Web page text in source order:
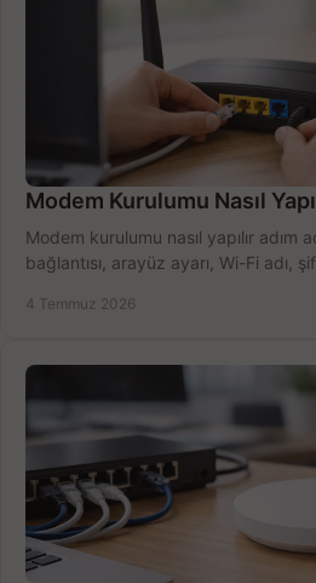
Modem Kurulumu Nasıl
Modem kurulumu nasıl yapılır adım
bağlantısı, arayüz ayarı, Wi-Fi adı,
4 Temmuz 2026